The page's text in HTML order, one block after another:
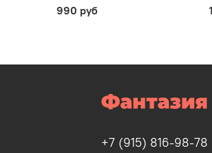
990 руб
+7 (915) 816-98-78